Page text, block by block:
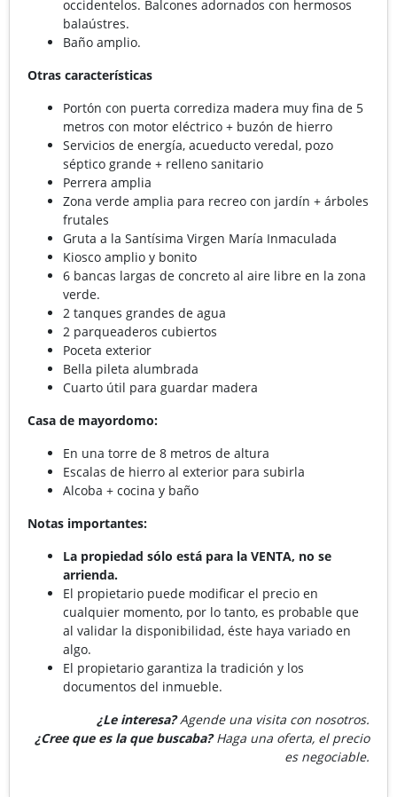
occidentelos. Balcones adornados con hermosos
balaústres.
Baño amplio.
Otras características
Portón con puerta corrediza madera muy fina de 5
metros con motor eléctrico + buzón de hierro
Servicios de energía, acueducto veredal, pozo
séptico grande + relleno sanitario
Perrera amplia
Zona verde amplia para recreo con jardín + árboles
frutales
Gruta a la Santísima Virgen María Inmaculada
Kiosco amplio y bonito
6 bancas largas de concreto al aire libre en la zona
verde.
2 tanques grandes de agua
2 parqueaderos cubiertos
Poceta exterior
Bella pileta alumbrada
Cuarto útil para guardar madera
Casa de mayordomo:
En una torre de 8 metros de altura
Escalas de hierro al exterior para subirla
Alcoba + cocina y baño
Notas importantes:
La propiedad sólo está para la VENTA, no se
arrienda.
El propietario puede modificar el precio en
cualquier momento, por lo tanto, es probable que
al validar la disponibilidad, éste haya variado en
algo.
El propietario garantiza la tradición y los
documentos del inmueble.
¿Le interesa?Agende una visita con nosotros.
¿Cree que es la que buscaba?Haga una oferta, el precio
es negociable.